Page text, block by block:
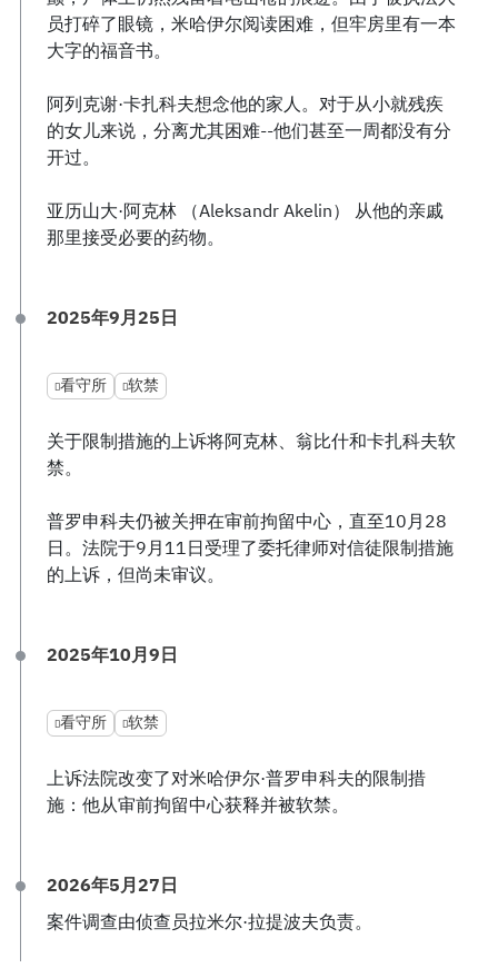
员打碎了眼镜，米哈伊尔阅读困难，但牢房里有一本
大字的福音书。
阿列克谢·卡扎科夫想念他的家人。对于从小就残疾
的女儿来说，分离尤其困难--他们甚至一周都没有分
开过。
亚历山大·阿克林 （Aleksandr Akelin） 从他的亲戚
那里接受必要的药物。
2025年9月25日
看守所 软禁
关于限制措施的上诉将阿克林、翁比什和卡扎科夫软
禁。
普罗申科夫仍被关押在审前拘留中心，直至10月28
日。法院于9月11日受理了委托律师对信徒限制措施
的上诉，但尚未审议。
2025年10月9日
看守所 软禁
上诉法院改变了对米哈伊尔·普罗申科夫的限制措
施：他从审前拘留中心获释并被软禁。
2026年5月27日
案件调查由侦查员拉米尔·拉提波夫负责。